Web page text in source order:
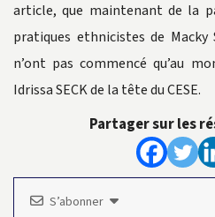
article, que maintenant de la
pratiques ethnicistes de
n’ont pas commencé qu’au
Idrissa SECK de la tête du CESE.
Partager sur les
S’abonner